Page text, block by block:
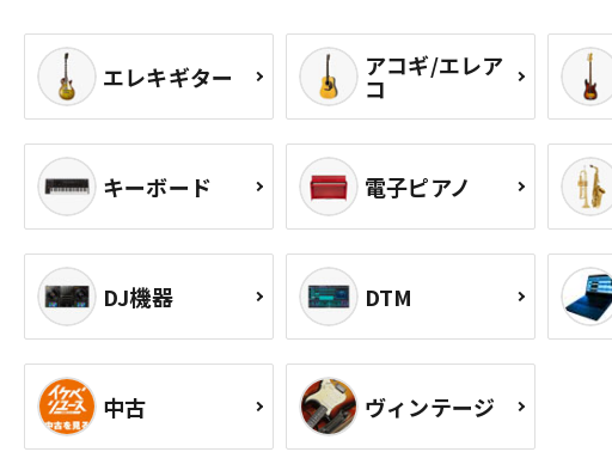
エレキギター アコギ/エレア
コ
キーボード 電子ピアノ
DJ機器 DTM
中古 ヴィンテージ